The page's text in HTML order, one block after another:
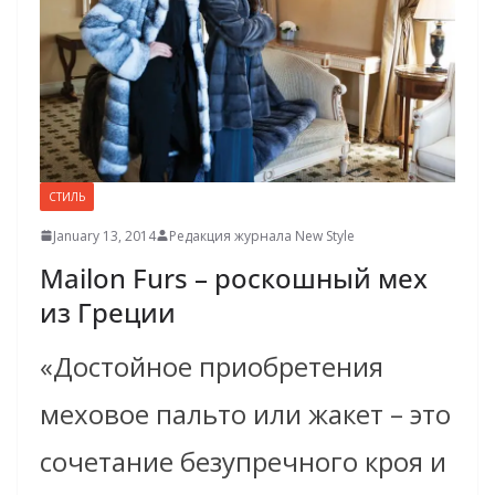
СТИЛЬ
January 13, 2014 Редакция журнала New Style
Mailon Furs – роскошный мех
из Греции
«Достойное приобретения
меховое пальто или жакет – это
сочетание безупречного кроя и